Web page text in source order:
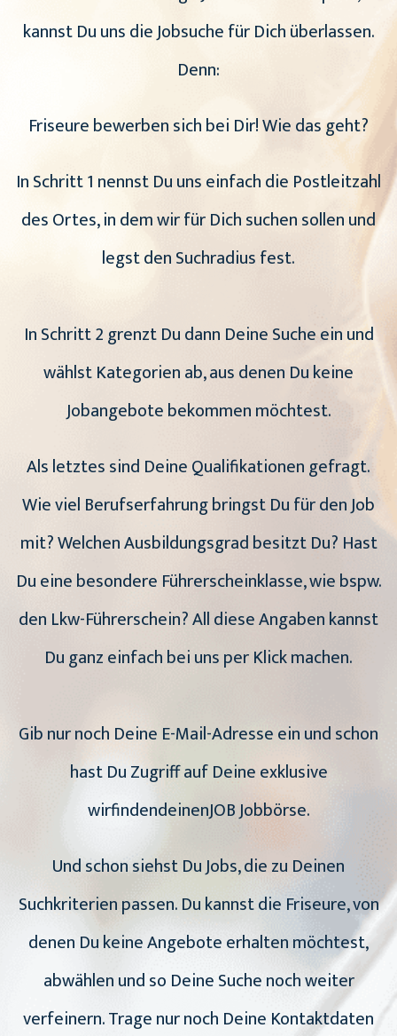
kannst Du uns die Jobsuche für Dich überlassen.
Denn:
Friseure bewerben sich bei Dir! Wie das geht?
In Schritt 1 nennst Du uns einfach die Postleitzahl
des Ortes, in dem wir für Dich suchen sollen und
legst den Suchradius fest.
In Schritt 2 grenzt Du dann Deine Suche ein und
wählst Kategorien ab, aus denen Du keine
Jobangebote bekommen möchtest.
Als letztes sind Deine Qualifikationen gefragt.
Wie viel Berufserfahrung bringst Du für den Job
mit? Welchen Ausbildungsgrad besitzt Du? Hast
Du eine besondere Führerscheinklasse, wie bspw.
den Lkw-Führerschein? All diese Angaben kannst
Du ganz einfach bei uns per Klick machen.
Gib nur noch Deine E-Mail-Adresse ein und schon
hast Du Zugriff auf Deine exklusive
wirfindendeinenJOB Jobbörse.
Und schon siehst Du Jobs, die zu Deinen
Suchkriterien passen. Du kannst die Friseure, von
denen Du keine Angebote erhalten möchtest,
abwählen und so Deine Suche noch weiter
verfeinern. Trage nur noch Deine Kontaktdaten